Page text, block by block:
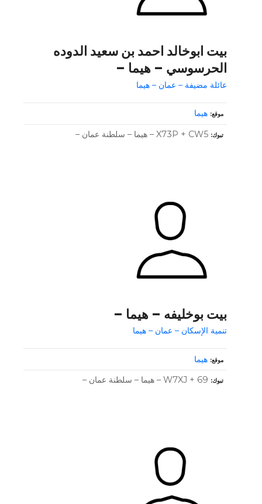
بيت ابوخالد احمد بن سعيد الدوده
الحرسوسي – هيما –
عائلة مضيفة – عمان – هيما
موقع هيما
تبوك X73P + CW5 – هيما – سلطنة عمان –
بيت بوخليفه – هيما –
تنمية الإسكان – عمان – هيما
موقع هيما
تبوك W7XJ + 69 – هيما – سلطنة عمان –